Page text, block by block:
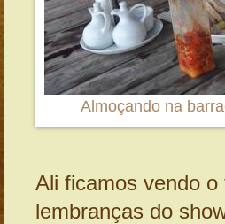
Almoçando na
Ali ficamos vendo
lembranças do